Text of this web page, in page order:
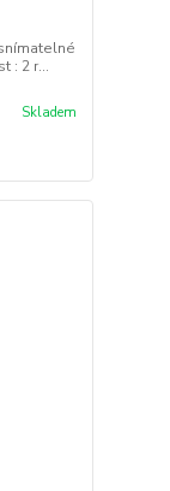
: 2 r...
Skladem